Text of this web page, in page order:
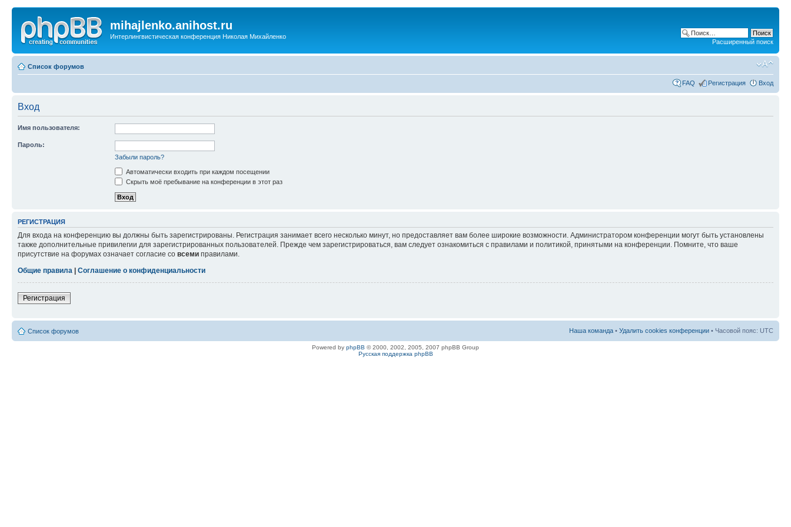
mihajlenko.anihost.ru
Интерлингвистическая конференция Николая Михайленко
Расширенный поиск
Список форумов
FAQ Регистрация Вход
Вход
Имя пользователя:
Пароль:
Забыли пароль?
Автоматически входить при каждом посещении
Скрыть моё пребывание на конференции в этот раз
РЕГИСТРАЦИЯ
Для входа на конференцию вы должны быть зарегистрированы. Регистрация занимает всего несколько минут, но предоставляет вам более широкие возможности. Администратором конференции могут быть установлены
также дополнительные привилегии для зарегистрированных пользователей. Прежде чем зарегистрироваться, вам следует ознакомиться с правилами и политикой, принятыми на конференции. Помните, что ваше
присутствие на форумах означает согласие со всеми правилами.
Общие правила
Соглашение о конфиденциальности
Регистрация
Список форумов Наша команда • Удалить cookies конференции • Часовой пояс: UTC
Powered by phpBB © 2000, 2002, 2005, 2007 phpBB Group
Русская поддержка phpBB